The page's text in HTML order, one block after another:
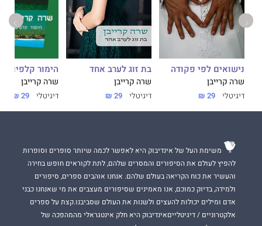
נישואים לפי פקודה
שרה קרייבן
דיגיטלי 29 ₪
בת זוג לערב אחד
שרה קרייבן
דיגיטלי 29 ₪
הימור קלפים
שרה קרייבן
דיגיטלי 29 ₪
משימת העל של אינדיבוק היא לאפשר לכמה שיותר סופרים וסופרות
להפיץ לעולם את הסיפורים והמסרים שלהם, לתת לקוראים חופש בחירה
והעשיר את כוח הקריאה בעולם שלהם. אנחנו אוהבים ספרים, סיפורים
ולמידה, בדיוק כמוכם, אנו מאמינים שסיפורים מעצבים את מי שאנחנו כבני
אדם ומילים יכולות להעצים ולשנות את העולם שסביבנו.קצת על ספרים
אלקטרוניים / דיגיטלייםאינדיבוק היא חלק אינטגראלי מהמהפכה של